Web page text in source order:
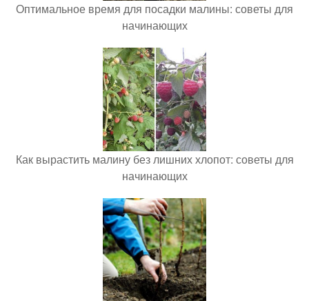
Оптимальное время для посадки малины: советы для
начинающих
Как вырастить малину без лишних хлопот: советы для
начинающих